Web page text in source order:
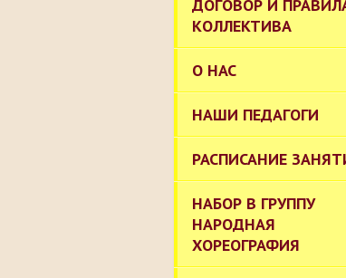
ДОГОВОР И
КОЛЛЕКТИВА
О НАС
НАШИ ПЕДАГОГИ
РАСПИСАНИЕ
НАБОР В ГРУППУ
НАРОДНАЯ
ХОРЕОГРАФИЯ